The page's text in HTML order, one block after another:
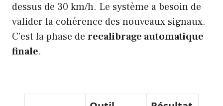
dessus de 30 km/h. Le système a besoin de
valider la cohérence des nouveaux signaux.
C’est la phase de recalibrage automatique
finale.